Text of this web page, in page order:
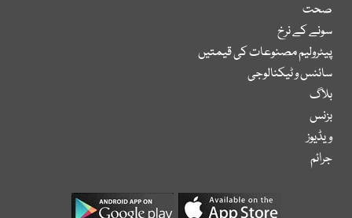
صحت
سونے کے نرخ
پیٹرولیم مصنوعات کی قیمتیں
سائنس و ٹیکنالوجی
بلاگ
بزنس
ویڈیوز
جرائم